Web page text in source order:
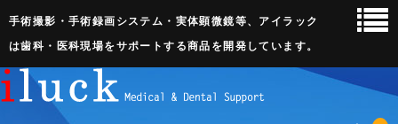
手術撮影・手術録画システム・実体顕微鏡等、アイラック
は歯科・医科現場をサポートする商品を開発しています。